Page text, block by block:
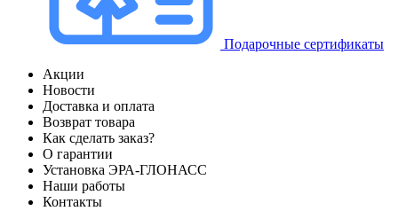
Подарочные сертификаты
Акции
Новости
Доставка и оплата
Возврат товара
Как сделать заказ?
О гарантии
Установка ЭРА-ГЛОНАСС
Наши работы
Контакты